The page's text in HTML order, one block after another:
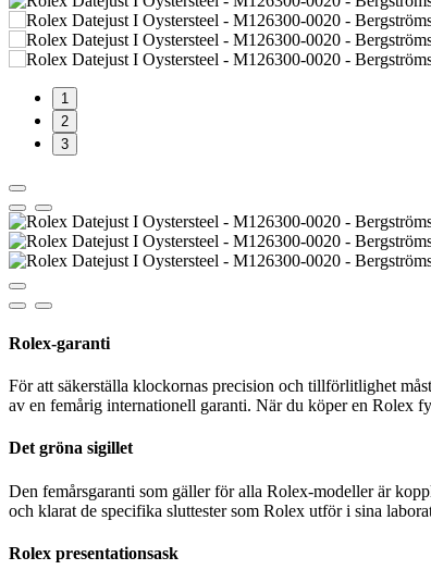
1
2
3
Rolex-garanti
För att säkerställa klockornas precision och tillförlitlighet
av en femårig internationell garanti. När du köper en Rolex
Det gröna sigillet
Den femårsgaranti som gäller för alla Rolex-modeller är
och klarat de specifika sluttester som Rolex utför i sina
Rolex presentationsask